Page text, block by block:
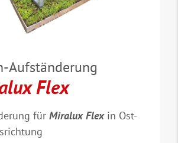
Aufständerung
Flex
für Miralux Flexin Ost-